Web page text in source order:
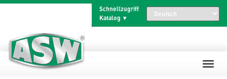
Schnellzugriff
Katalog